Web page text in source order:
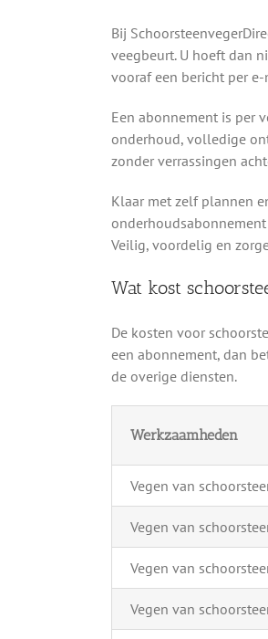
Bij
veegbeurt. U hoeft dan
vooraf een bericht per
Een abonnement is per
onderhoud, volledige
zonder verrassingen
Klaar met zelf plannen
Veilig, voordelig en
Wat kost
De kosten voor
een abonnement, dan
de overige diensten.
Werkzaamheden
Vegen van
Vegen van
Vegen van
Vegen van